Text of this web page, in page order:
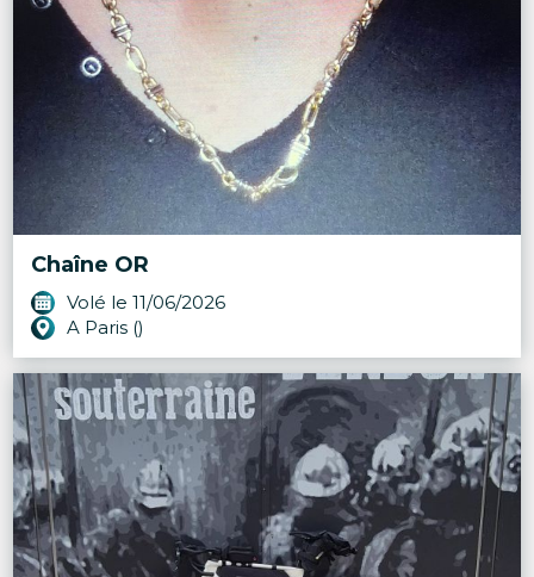
Chaîne OR
Volé le 11/06/2026
A Paris ()